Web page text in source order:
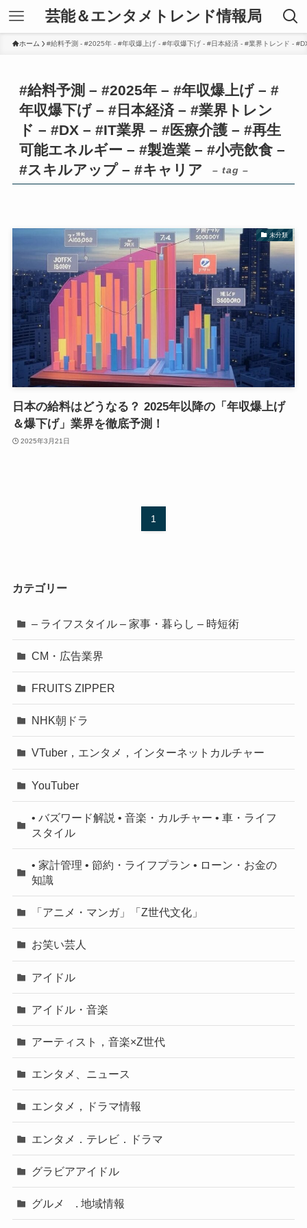
芸能＆エンタメトレンド情報局
ホーム #給料予測 - #2025年 - #年収爆上げ - #年収爆下げ - #日本経済 - #業界トレンド -
#給料予測 – #2025年 – #年収爆上げ – #
年収爆下げ – #日本経済 – #業界トレン
ド – #DX – #IT業界 – #医療介護 – #再生
可能エネルギー – #製造業 – #小売飲食 –
#スキルアップ – #キャリア
– tag –
未分類
日本の給料はどうなる？ 2025年以降の「年収爆上げ
＆爆下げ」業界を徹底予測！
2025年3月21日
1
カテゴリー
– ライフスタイル – 家事・暮らし – 時短術
CM・広告業界
FRUITS ZIPPER
NHK朝ドラ
VTuber，エンタメ，インターネットカルチャー
YouTuber
• バズワード解説 • 音楽・カルチャー • 車・ライフ
スタイル
• 家計管理 • 節約・ライフプラン • ローン・お金の
知識
「アニメ・マンガ」「Z世代文化」
お笑い芸人
アイドル
アイドル・音楽
アーティスト，音楽×Z世代
エンタメ、ニュース
エンタメ，ドラマ情報
エンタメ．テレビ．ドラマ
グラビアアイドル
グルメ . 地域情報